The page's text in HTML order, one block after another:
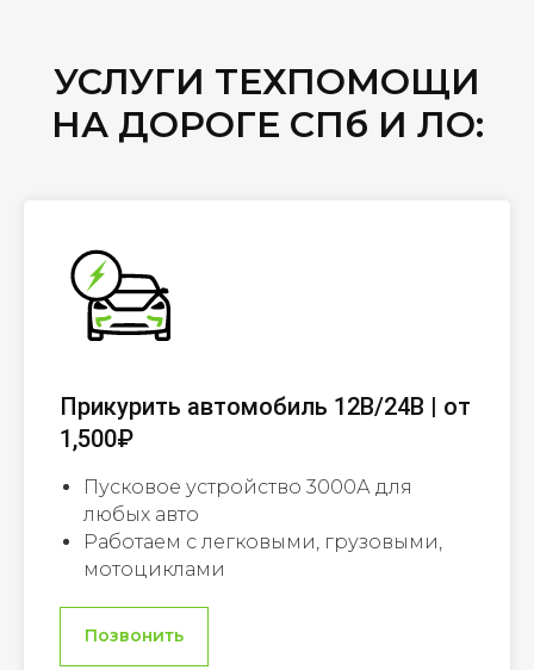
УСЛУГИ ТЕХПОМОЩИ
НА ДОРОГЕ СПб И ЛО:
Прикурить автомобиль 12В/24В | от
1,500₽
Пусковое устройство 3000А для
любых авто
Работаем с легковыми, грузовыми,
мотоциклами
Позвонить